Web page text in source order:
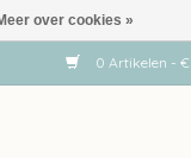
0 Artikelen -
over cookies »